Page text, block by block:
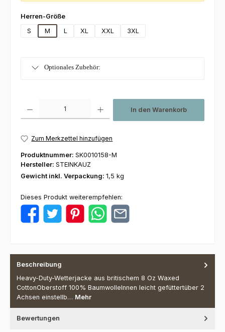
Herren-Größeauswählen
S
M L XL XXL 3XL
Optionales Zubehör:
In den Warenkorb
Zum Merkzettel hinzufügen
Produktnummer: SK0010158-M
Hersteller: STEINKAUZ
Gewicht inkl. Verpackung: 1,5 kg
Dieses Produkt weiterempfehlen:
Beschreibung
Heavy-Duty-Wetterjacke aus britischem 8 Oz Waxed
CottonOberstoff 100% BaumwolleInnen leicht gefüttertüber 2
Achsen einstellb… Mehr
Bewertungen